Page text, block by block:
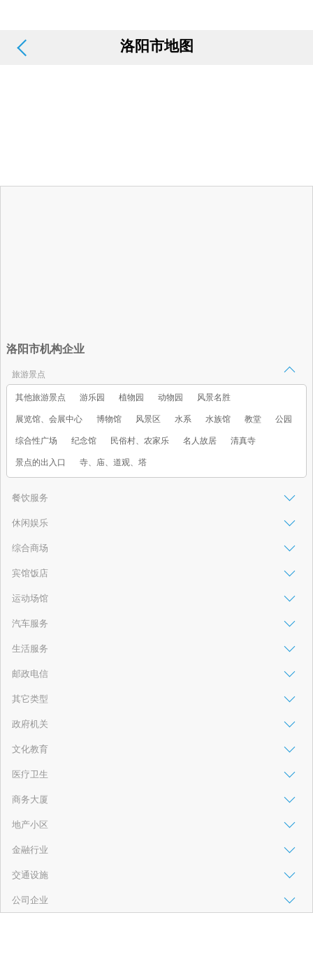
洛阳市地图
洛阳市机构企业
旅游景点
其他旅游景点 游乐园 植物园 动物园 风景名胜
展览馆、会展中心 博物馆 风景区 水系 水族馆 教堂 公园
综合性广场 纪念馆 民俗村、农家乐 名人故居 清真寺
景点的出入口 寺、庙、道观、塔
餐饮服务
休闲娱乐
综合商场
宾馆饭店
运动场馆
汽车服务
生活服务
邮政电信
其它类型
政府机关
文化教育
医疗卫生
商务大厦
地产小区
金融行业
交通设施
公司企业